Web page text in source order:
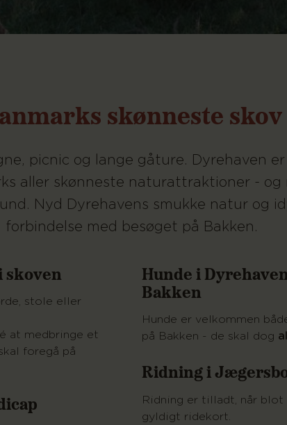
skønneste skov
picnic og lange gåture. Dyrehaven
aller skønneste naturattraktioner - og
Nyd Dyrehavens smukke natur og
forbindelse med besøget på Bakken.
skoven
stole eller
at medbringe et
foregå på
Hunde i
Bakken
Hunde er velkommen
på Bakken - de skal dog
Ridning i
Ridning er tilladt, når blot
gyldigt ridekort.